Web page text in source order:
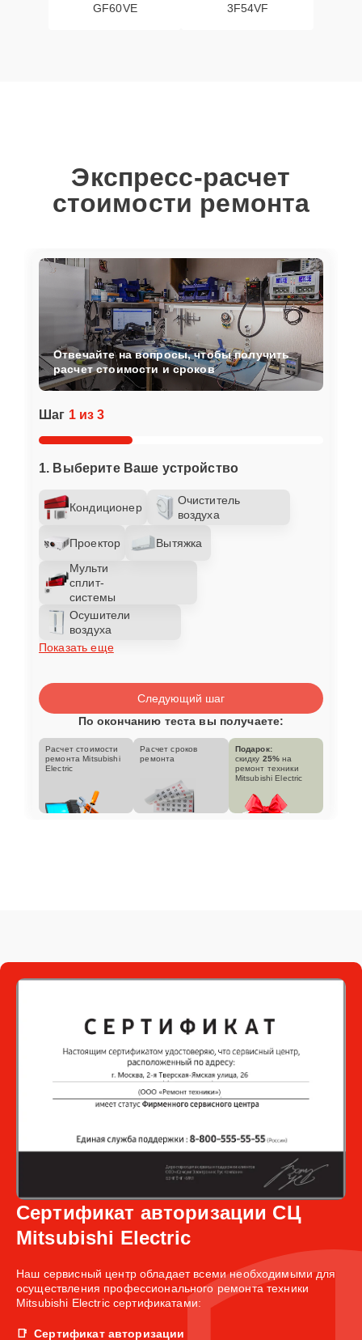
GF60VE 3F54VF
Экспресс-расчет
стоимости ремонта
Шаг 1 из 3
1. Выберите Ваше устройство
Кондиционер
Очиститель
воздуха
Проектор
Вытяжка
Мульти
сплит-
системы
Осушители
воздуха
Показать еще
Отвечайте на вопросы, чтобы получить
расчет стоимости и сроков
Следующий шаг
По окончанию теста вы получаете:
Расчет стоимости
ремонта Mitsubishi
Electric
Расчет сроков
ремонта
Подарок:
скидку 25% на
ремонт техники
Mitsubishi Electric
Сертификат авторизации СЦ
Mitsubishi Electric
Наш сервисный центр обладает всеми необходимыми для
осуществления профессионального ремонта техники
Mitsubishi Electric сертификатами:
Сертификат авторизации